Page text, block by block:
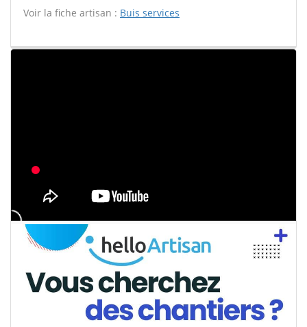
Voir la fiche artisan : Buis services